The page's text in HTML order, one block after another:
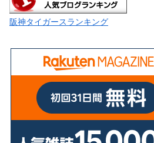
阪神タイガースランキング